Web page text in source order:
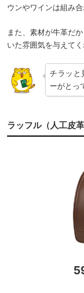
ウンやワインは組み合
また、素材が牛革だ
いた雰囲気を与えてく
チラッと
ーがとっ
ラッフル（人工皮